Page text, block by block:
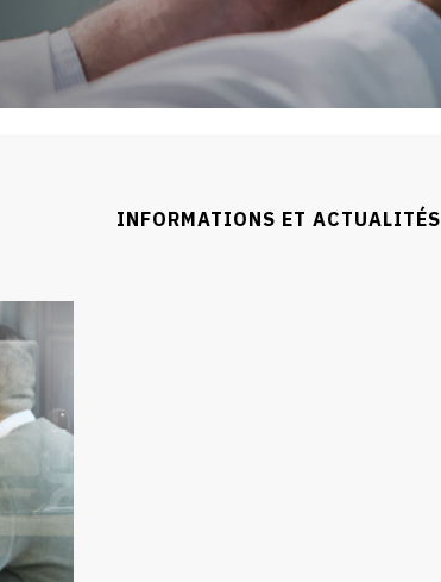
INFORMATIONS ET ACTUALITÉS